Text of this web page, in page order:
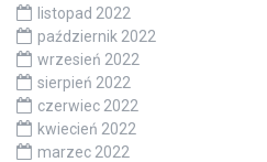
listopad 2022
październik 2022
wrzesień 2022
sierpień 2022
czerwiec 2022
kwiecień 2022
marzec 2022